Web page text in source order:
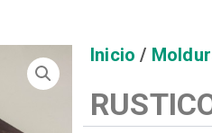
Inicio /